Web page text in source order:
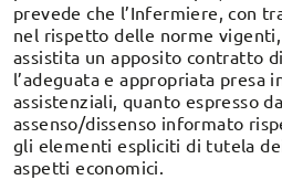
prevede che l’Infermiere, con
nel rispetto delle norme
assistita un apposito contratto
l’adeguata e appropriata presa
assistenziali, quanto espresso
assenso/dissenso informato
gli elementi espliciti di tutela
aspetti economici.